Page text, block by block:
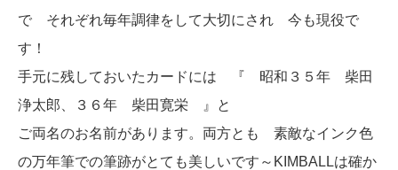
で それぞれ毎年調律をして大切にされ 今も現役で
す！
手元に残しておいたカードには 『 昭和３５年 柴田
浄太郎、３６年 柴田寛栄 』と
ご両名のお名前があります。両方とも 素敵なインク色
の万年筆での筆跡がとても美しいです～KIMBALLは確か